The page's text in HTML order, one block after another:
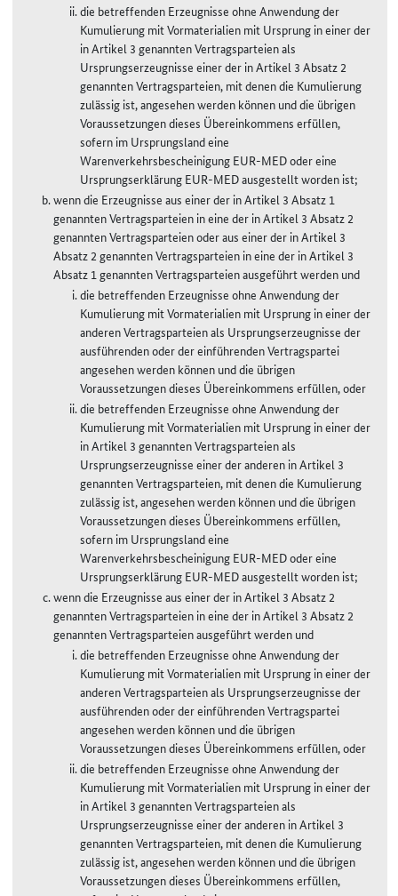
die betreffenden Erzeugnisse ohne Anwendung der
Kumulierung mit Vormaterialien mit Ursprung in einer der
in Artikel 3 genannten Vertragsparteien als
Ursprungserzeugnisse einer der in Artikel 3 Absatz 2
genannten Vertragsparteien, mit denen die Kumulierung
zulässig ist, angesehen werden können und die übrigen
Voraussetzungen dieses Übereinkommens erfüllen,
sofern im Ursprungsland eine
Warenverkehrsbescheinigung EUR-MED oder eine
Ursprungserklärung EUR-MED ausgestellt worden ist;
wenn die Erzeugnisse aus einer der in Artikel 3 Absatz 1
genannten Vertragsparteien in eine der in Artikel 3 Absatz 2
genannten Vertragsparteien oder aus einer der in Artikel 3
Absatz 2 genannten Vertragsparteien in eine der in Artikel 3
Absatz 1 genannten Vertragsparteien ausgeführt werden und
die betreffenden Erzeugnisse ohne Anwendung der
Kumulierung mit Vormaterialien mit Ursprung in einer der
anderen Vertragsparteien als Ursprungserzeugnisse der
ausführenden oder der einführenden Vertragspartei
angesehen werden können und die übrigen
Voraussetzungen dieses Übereinkommens erfüllen, oder
die betreffenden Erzeugnisse ohne Anwendung der
Kumulierung mit Vormaterialien mit Ursprung in einer der
in Artikel 3 genannten Vertragsparteien als
Ursprungserzeugnisse einer der anderen in Artikel 3
genannten Vertragsparteien, mit denen die Kumulierung
zulässig ist, angesehen werden können und die übrigen
Voraussetzungen dieses Übereinkommens erfüllen,
sofern im Ursprungsland eine
Warenverkehrsbescheinigung EUR-MED oder eine
Ursprungserklärung EUR-MED ausgestellt worden ist;
wenn die Erzeugnisse aus einer der in Artikel 3 Absatz 2
genannten Vertragsparteien in eine der in Artikel 3 Absatz 2
genannten Vertragsparteien ausgeführt werden und
die betreffenden Erzeugnisse ohne Anwendung der
Kumulierung mit Vormaterialien mit Ursprung in einer der
anderen Vertragsparteien als Ursprungserzeugnisse der
ausführenden oder der einführenden Vertragspartei
angesehen werden können und die übrigen
Voraussetzungen dieses Übereinkommens erfüllen, oder
die betreffenden Erzeugnisse ohne Anwendung der
Kumulierung mit Vormaterialien mit Ursprung in einer der
in Artikel 3 genannten Vertragsparteien als
Ursprungserzeugnisse einer der anderen in Artikel 3
genannten Vertragsparteien, mit denen die Kumulierung
zulässig ist, angesehen werden können und die übrigen
Voraussetzungen dieses Übereinkommens erfüllen,